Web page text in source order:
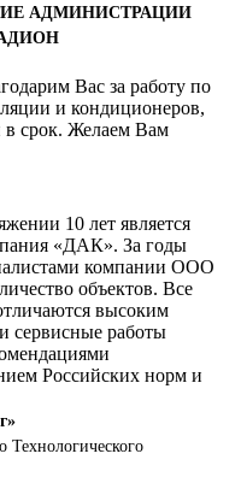
АДМИНИСТРАЦИИ
Вас за работу по
и кондиционеров,
в срок. Желаем Вам
10 лет является
«ДАК». За годы
компании ООО
объектов. Все
высоким
сервисные работы
Российских норм и
Технологического